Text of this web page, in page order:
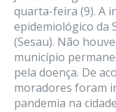
quarta-feira (9). A
epidemiológico da
(Sesau). Não
município
pela doença. De
moradores foram
pandemia na